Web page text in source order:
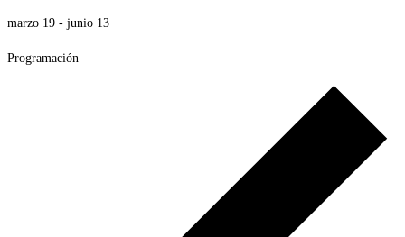
marzo 19 - junio 13
Programación